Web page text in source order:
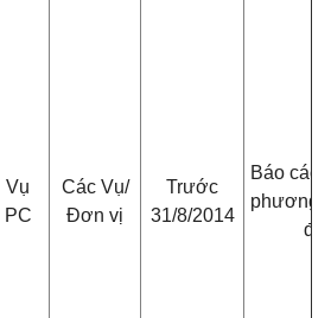
Vụ
PC
Các Vụ/
Đơn vị
Trước
31/8/2014
Báo cáo
phương
đổi